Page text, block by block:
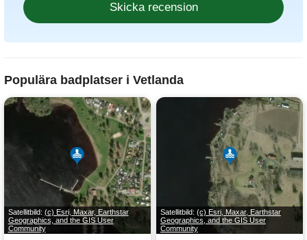
Populära badplatser i Vetlanda
Satellitbild: (c) Esri, Maxar, Earthstar
Geographics, and the GIS User
Community
Satellitbild: (c) Esri, Maxar, Earthstar
Geographics, and the GIS User
Community